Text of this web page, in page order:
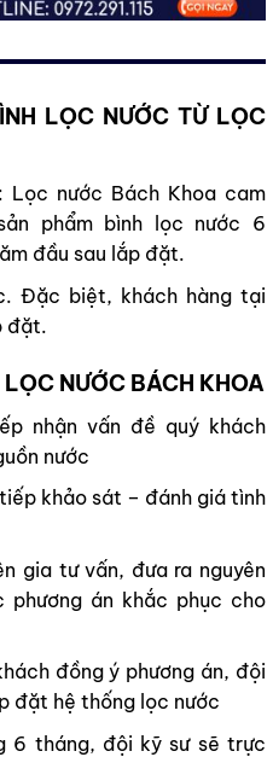
LỌC NƯỚC TỪ LỌC
Lọc nước Bách Khoa cam
phẩm bình lọc nước 6
đầu sau lắp đặt.
Đặc biệt, khách hàng tại
đặt.
NƯỚC BÁCH KHOA
nhận vấn đề quý khách
nước
khảo sát – đánh giá tình
gia tư vấn, đưa ra nguyên
án khắc phục cho
đồng ý phương án, đội
đặt hệ thống lọc nước
6 tháng, đội kỹ sư sẽ trực